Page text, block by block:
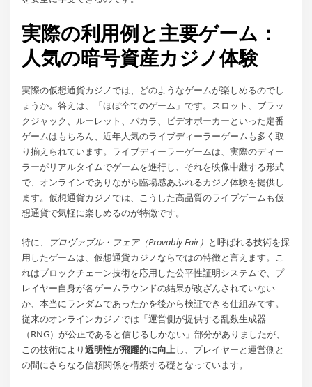
実際の利用例と主要ゲーム：
人気の暗号資産カジノ体験
実際の仮想通貨カジノでは、どのようなゲームが楽しめるのでし
ょうか。答えは、「ほぼ全てのゲーム」です。スロット、ブラッ
クジャック、ルーレット、バカラ、ビデオポーカーといった定番
ゲームはもちろん、近年人気のライブディーラーゲームも多く取
り揃えられています。ライブディーラーゲームは、実際のディー
ラーがリアルタイムでゲームを進行し、それを映像中継する形式
で、オンラインでありながら臨場感あふれるカジノ体験を提供し
ます。仮想通貨カジノでは、こうした高品質のライブゲームも仮
想通貨で気軽に楽しめるのが特徴です。
特に、 プロヴァブル・フェア（Provably Fair） と呼ばれる技術を採
用したゲームは、仮想通貨カジノならではの特徴と言えます。こ
れはブロックチェーン技術を応用した公平性証明システムで、プ
レイヤー自身が各ゲームラウンドの結果が改ざんされていない
か、本当にランダムであったかを後から検証できる仕組みです。
従来のオンラインカジノでは「運営側が提供する乱数生成器
（RNG）が公正であると信じるしかない」部分がありましたが、
この技術により透明性が飛躍的に向上し、プレイヤーと運営側と
の間にさらなる信頼関係を構築する礎となっています。